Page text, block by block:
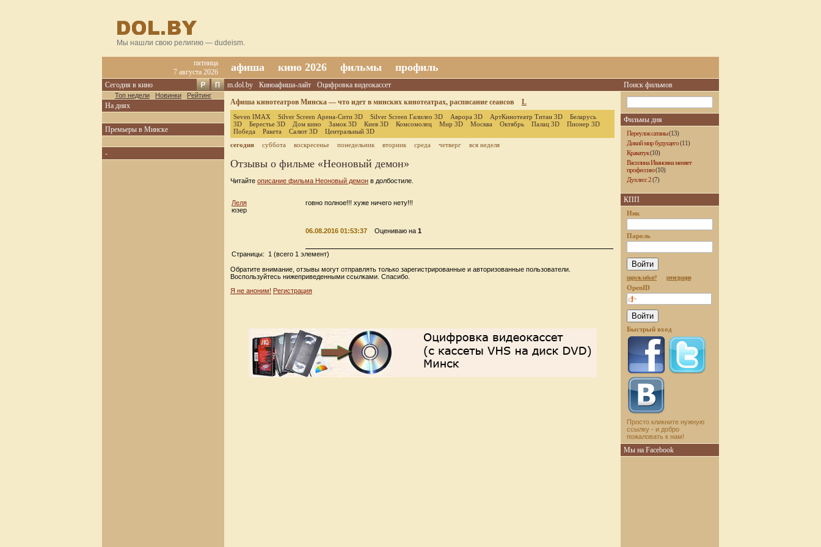
Мы нашли свою религию — dudeism.
пятница
7 августа 2026
афиша кино 2026 фильмы профиль
Сегодня в кино
Топ недели Новинки Рейтинг
На днях
Премьеры в Минске
-
m.dol.by Киноафиша-лайт
Оцифровка видеокассет
Афиша кинотеатров Минска — что идет в минских кинотеатрах, расписание сеансов
L
Seven IMAX Silver Screen Арена-Сити 3D Silver Screen Галилео 3D Аврора 3D АртКинотеатр Титан 3D
Беларусь
3D
Берестье 3D Дом кино Замок 3D Киев 3D Комсомолец Мир 3D Москва Октябрь Палац 3D
Пионер 3D
Победа
Ракета Салют 3D
Центральный 3D
сегодня
суббота воскресенье понедельник вторник среда четверг вся неделя
Отзывы о фильме «Неоновый демон»
Читайте описание фильма Неоновый демон в долбостиле.
Леля
юзер
говно полное!!! хуже ничего нету!!!
06.08.2016 01:53:37 Оцениваю на 1
Страницы: 1 (всего 1 элемент)
Обратите внимание, отзывы могут отправлять только зарегистрированные и авторизованные пользователи.
Воспользуйтесь нижеприведенными ссылками. Спасибо.
Я не аноним! Регистрация
Поиск фильмов
Фильмы дня
Переулок сатаны(13)
Дикий мир будущего(11)
Кракатук(10)
Василина Ивановна меняет
профессию(10)
Духлесс 2(7)
КПП
Ник
Пароль
пароль забыт? регистрация
OpenID
Быстрый вход
Просто кликните нужную
ссылку - и добро
пожаловать к нам!
Мы на Facebook